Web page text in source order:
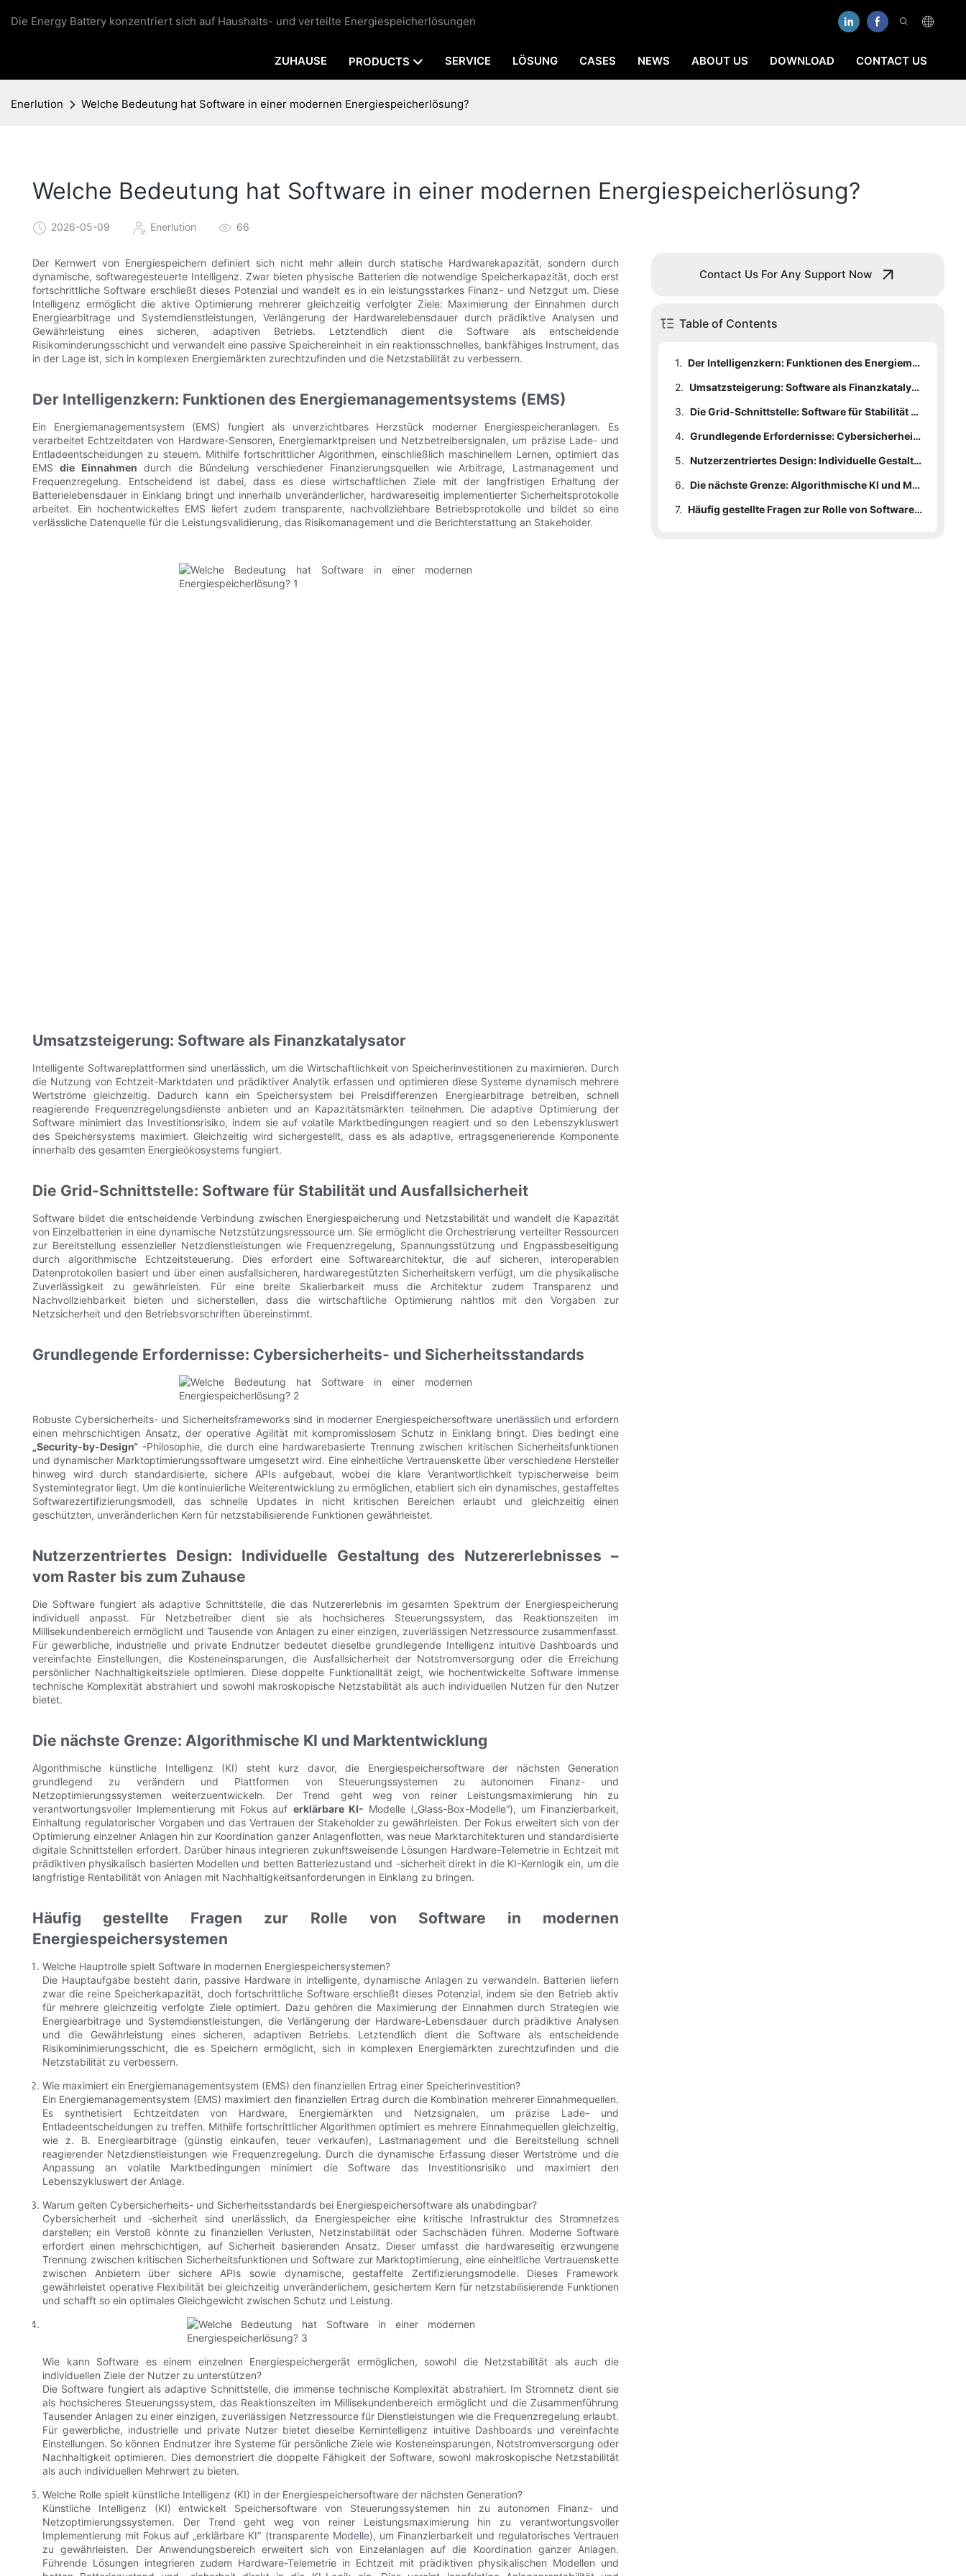
Die Energy Battery konzentriert sich auf Haushalts- und verteilte Energiespeicherlösungen
ZUHAUSE PRODUCTS SERVICE LÖSUNG CASES NEWS ABOUT US DOWNLOAD CONTACT US
Enerlution Welche Bedeutung hat Software in einer modernen Energiespeicherlösung?
Welche Bedeutung hat Software in einer modernen Energiespeicherlösung?
2026-05-09 Enerlution 66
Der Kernwert von Energiespeichern definiert sich nicht mehr allein durch statische Hardwarekapazität, sondern durch
dynamische, softwaregesteuerte Intelligenz. Zwar bieten physische Batterien die notwendige Speicherkapazität, doch erst
fortschrittliche Software erschließt dieses Potenzial und wandelt es in ein leistungsstarkes Finanz- und Netzgut um. Diese
Intelligenz ermöglicht die aktive Optimierung mehrerer gleichzeitig verfolgter Ziele: Maximierung der Einnahmen durch
Energiearbitrage und Systemdienstleistungen, Verlängerung der Hardwarelebensdauer durch prädiktive Analysen und
Gewährleistung eines sicheren, adaptiven Betriebs. Letztendlich dient die Software als entscheidende
Risikominderungsschicht und verwandelt eine passive Speichereinheit in ein reaktionsschnelles, bankfähiges Instrument, das
in der Lage ist, sich in komplexen Energiemärkten zurechtzufinden und die Netzstabilität zu verbessern.
Der Intelligenzkern: Funktionen des Energiemanagementsystems (EMS)
Ein Energiemanagementsystem (EMS) fungiert als unverzichtbares Herzstück moderner Energiespeicheranlagen. Es
verarbeitet Echtzeitdaten von Hardware-Sensoren, Energiemarktpreisen und Netzbetreibersignalen, um präzise Lade- und
Entladeentscheidungen zu steuern. Mithilfe fortschrittlicher Algorithmen, einschließlich maschinellem Lernen, optimiert das
EMSdie Einnahmen durch die Bündelung verschiedener Finanzierungsquellen wie Arbitrage, Lastmanagement und
Frequenzregelung. Entscheidend ist dabei, dass es diese wirtschaftlichen Ziele mit der langfristigen Erhaltung der
Batterielebensdauer in Einklang bringt und innerhalb unveränderlicher, hardwareseitig implementierter Sicherheitsprotokolle
arbeitet. Ein hochentwickeltes EMS liefert zudem transparente, nachvollziehbare Betriebsprotokolle und bildet so eine
verlässliche Datenquelle für die Leistungsvalidierung, das Risikomanagement und die Berichterstattung an Stakeholder.
Umsatzsteigerung: Software als Finanzkatalysator
Intelligente Softwareplattformen sind unerlässlich, um die Wirtschaftlichkeit von Speicherinvestitionen zu maximieren. Durch
die Nutzung von Echtzeit-Marktdaten und prädiktiver Analytik erfassen und optimieren diese Systeme dynamisch mehrere
Wertströme gleichzeitig. Dadurch kann ein Speichersystem bei Preisdifferenzen Energiearbitrage betreiben, schnell
reagierende Frequenzregelungsdienste anbieten und an Kapazitätsmärkten teilnehmen. Die adaptive Optimierung der
Software minimiert das Investitionsrisiko, indem sie auf volatile Marktbedingungen reagiert und so den Lebenszykluswert
des Speichersystems maximiert. Gleichzeitig wird sichergestellt, dass es als adaptive, ertragsgenerierende Komponente
innerhalb des gesamten Energieökosystems fungiert.
Die Grid-Schnittstelle: Software für Stabilität und Ausfallsicherheit
Software bildet die entscheidende Verbindung zwischen Energiespeicherung und Netzstabilität und wandelt die Kapazität
von Einzelbatterien in eine dynamische Netzstützungsressource um. Sie ermöglicht die Orchestrierung verteilter Ressourcen
zur Bereitstellung essenzieller Netzdienstleistungen wie Frequenzregelung, Spannungsstützung und Engpassbeseitigung
durch algorithmische Echtzeitsteuerung. Dies erfordert eine Softwarearchitektur, die auf sicheren, interoperablen
Datenprotokollen basiert und über einen ausfallsicheren, hardwaregestützten Sicherheitskern verfügt, um die physikalische
Zuverlässigkeit zu gewährleisten. Für eine breite Skalierbarkeit muss die Architektur zudem Transparenz und
Nachvollziehbarkeit bieten und sicherstellen, dass die wirtschaftliche Optimierung nahtlos mit den Vorgaben zur
Netzsicherheit und den Betriebsvorschriften übereinstimmt.
Grundlegende Erfordernisse: Cybersicherheits- und Sicherheitsstandards
Robuste Cybersicherheits- und Sicherheitsframeworks sind in moderner Energiespeichersoftware unerlässlich und erfordern
einen mehrschichtigen Ansatz, der operative Agilität mit kompromisslosem Schutz in Einklang bringt. Dies bedingt eine
„Security-by-Design“ -Philosophie, die durch eine hardwarebasierte Trennung zwischen kritischen Sicherheitsfunktionen
und dynamischer Marktoptimierungssoftware umgesetzt wird. Eine einheitliche Vertrauenskette über verschiedene Hersteller
hinweg wird durch standardisierte, sichere APIs aufgebaut, wobei die klare Verantwortlichkeit typischerweise beim
Systemintegrator liegt. Um die kontinuierliche Weiterentwicklung zu ermöglichen, etabliert sich ein dynamisches, gestaffeltes
Softwarezertifizierungsmodell, das schnelle Updates in nicht kritischen Bereichen erlaubt und gleichzeitig einen
geschützten, unveränderlichen Kern für netzstabilisierende Funktionen gewährleistet.
Nutzerzentriertes Design: Individuelle Gestaltung des Nutzererlebnisses –
vom Raster bis zum Zuhause
Die Software fungiert als adaptive Schnittstelle, die das Nutzererlebnis im gesamten Spektrum der Energiespeicherung
individuell anpasst. Für Netzbetreiber dient sie als hochsicheres Steuerungssystem, das Reaktionszeiten im
Millisekundenbereich ermöglicht und Tausende von Anlagen zu einer einzigen, zuverlässigen Netzressource zusammenfasst.
Für gewerbliche, industrielle und private Endnutzer bedeutet dieselbe grundlegende Intelligenz intuitive Dashboards und
vereinfachte Einstellungen, die Kosteneinsparungen, die Ausfallsicherheit der Notstromversorgung oder die Erreichung
persönlicher Nachhaltigkeitsziele optimieren. Diese doppelte Funktionalität zeigt, wie hochentwickelte Software immense
technische Komplexität abstrahiert und sowohl makroskopische Netzstabilität als auch individuellen Nutzen für den Nutzer
bietet.
Die nächste Grenze: Algorithmische KI und Marktentwicklung
Algorithmische künstliche Intelligenz (KI) steht kurz davor, die Energiespeichersoftware der nächsten Generation
grundlegend zu verändern und Plattformen von Steuerungssystemen zu autonomen Finanz- und
Netzoptimierungssystemen weiterzuentwickeln. Der Trend geht weg von reiner Leistungsmaximierung hin zu
verantwortungsvoller Implementierung mit Fokus auf erklärbare KI- Modelle („Glass-Box-Modelle“), um Finanzierbarkeit,
Einhaltung regulatorischer Vorgaben und das Vertrauen der Stakeholder zu gewährleisten. Der Fokus erweitert sich von der
Optimierung einzelner Anlagen hin zur Koordination ganzer Anlagenflotten, was neue Marktarchitekturen und standardisierte
digitale Schnittstellen erfordert. Darüber hinaus integrieren zukunftsweisende Lösungen Hardware-Telemetrie in Echtzeit mit
prädiktiven physikalisch basierten Modellen und betten Batteriezustand und -sicherheit direkt in die KI-Kernlogik ein, um die
langfristige Rentabilität von Anlagen mit Nachhaltigkeitsanforderungen in Einklang zu bringen.
Häufig gestellte Fragen zur Rolle von Software in modernen
Energiespeichersystemen
Welche Hauptrolle spielt Software in modernen Energiespeichersystemen?
Die Hauptaufgabe besteht darin, passive Hardware in intelligente, dynamische Anlagen zu verwandeln. Batterien liefern
zwar die reine Speicherkapazität, doch fortschrittliche Software erschließt dieses Potenzial, indem sie den Betrieb aktiv
für mehrere gleichzeitig verfolgte Ziele optimiert. Dazu gehören die Maximierung der Einnahmen durch Strategien wie
Energiearbitrage und Systemdienstleistungen, die Verlängerung der Hardware-Lebensdauer durch prädiktive Analysen
und die Gewährleistung eines sicheren, adaptiven Betriebs. Letztendlich dient die Software als entscheidende
Risikominimierungsschicht, die es Speichern ermöglicht, sich in komplexen Energiemärkten zurechtzufinden und die
Netzstabilität zu verbessern.
Wie maximiert ein Energiemanagementsystem (EMS) den finanziellen Ertrag einer Speicherinvestition?
Ein Energiemanagementsystem (EMS) maximiert den finanziellen Ertrag durch die Kombination mehrerer Einnahmequellen.
Es synthetisiert Echtzeitdaten von Hardware, Energiemärkten und Netzsignalen, um präzise Lade- und
Entladeentscheidungen zu treffen. Mithilfe fortschrittlicher Algorithmen optimiert es mehrere Einnahmequellen gleichzeitig,
wie z. B. Energiearbitrage (günstig einkaufen, teuer verkaufen), Lastmanagement und die Bereitstellung schnell
reagierender Netzdienstleistungen wie Frequenzregelung. Durch die dynamische Erfassung dieser Wertströme und die
Anpassung an volatile Marktbedingungen minimiert die Software das Investitionsrisiko und maximiert den
Lebenszykluswert der Anlage.
Warum gelten Cybersicherheits- und Sicherheitsstandards bei Energiespeichersoftware als unabdingbar?
Cybersicherheit und -sicherheit sind unerlässlich, da Energiespeicher eine kritische Infrastruktur des Stromnetzes
darstellen; ein Verstoß könnte zu finanziellen Verlusten, Netzinstabilität oder Sachschäden führen. Moderne Software
erfordert einen mehrschichtigen, auf Sicherheit basierenden Ansatz. Dieser umfasst die hardwareseitig erzwungene
Trennung zwischen kritischen Sicherheitsfunktionen und Software zur Marktoptimierung, eine einheitliche Vertrauenskette
zwischen Anbietern über sichere APIs sowie dynamische, gestaffelte Zertifizierungsmodelle. Dieses Framework
gewährleistet operative Flexibilität bei gleichzeitig unveränderlichem, gesichertem Kern für netzstabilisierende Funktionen
und schafft so ein optimales Gleichgewicht zwischen Schutz und Leistung.
Wie kann Software es einem einzelnen Energiespeichergerät ermöglichen, sowohl die Netzstabilität als auch die
individuellen Ziele der Nutzer zu unterstützen?
Die Software fungiert als adaptive Schnittstelle, die immense technische Komplexität abstrahiert. Im Stromnetz dient sie
als hochsicheres Steuerungssystem, das Reaktionszeiten im Millisekundenbereich ermöglicht und die Zusammenführung
Tausender Anlagen zu einer einzigen, zuverlässigen Netzressource für Dienstleistungen wie die Frequenzregelung erlaubt.
Für gewerbliche, industrielle und private Nutzer bietet dieselbe Kernintelligenz intuitive Dashboards und vereinfachte
Einstellungen. So können Endnutzer ihre Systeme für persönliche Ziele wie Kosteneinsparungen, Notstromversorgung oder
Nachhaltigkeit optimieren. Dies demonstriert die doppelte Fähigkeit der Software, sowohl makroskopische Netzstabilität
als auch individuellen Mehrwert zu bieten.
Welche Rolle spielt künstliche Intelligenz (KI) in der Energiespeichersoftware der nächsten Generation?
Künstliche Intelligenz (KI) entwickelt Speichersoftware von Steuerungssystemen hin zu autonomen Finanz- und
Netzoptimierungssystemen. Der Trend geht weg von reiner Leistungsmaximierung hin zu verantwortungsvoller
Implementierung mit Fokus auf „erklärbare KI“ (transparente Modelle), um Finanzierbarkeit und regulatorisches Vertrauen
zu gewährleisten. Der Anwendungsbereich erweitert sich von Einzelanlagen auf die Koordination ganzer Anlagen.
Führende Lösungen integrieren zudem Hardware-Telemetrie in Echtzeit mit prädiktiven physikalischen Modellen und
Contact Us For Any Support Now
Table of Contents
1.
Der Intelligenzkern: Funktionen des Energiemanagementsystems (EMS)
2.
Umsatzsteigerung: Software als Finanzkatalysator
3.
Die Grid-Schnittstelle: Software für Stabilität und Ausfallsicherheit
4.
Grundlegende Erfordernisse: Cybersicherheits- und Sicherheitsstandards
5.
Nutzerzentriertes Design: Individuelle Gestaltung des Nutzererlebnisses – vom Raster bis zum Zuhause
6.
Die nächste Grenze: Algorithmische KI und Marktentwicklung
7.
Häufig gestellte Fragen zur Rolle von Software in modernen Energiespeichersystemen